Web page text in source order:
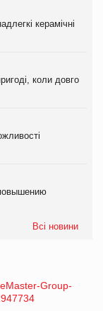
керамічні
коли довго
Всі новини